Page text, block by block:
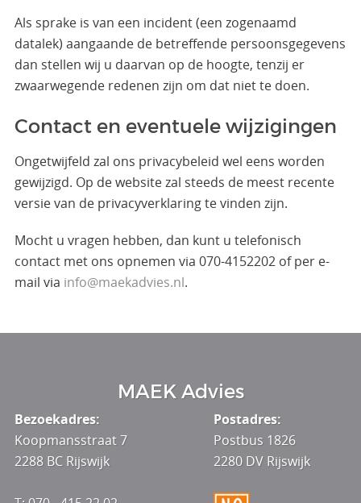
Als sprake is van een incident (een zogenaamd
datalek) aangaande de betreffende persoonsgegevens
dan stellen wij u daarvan op de hoogte, tenzij er
zwaarwegende redenen zijn om dat niet te doen.
Contact en eventuele wijzigingen
Ongetwijfeld zal ons privacybeleid wel eens worden
gewijzigd. Op de website zal steeds de meest recente
versie van de privacyverklaring te vinden zijn.
Mocht u vragen hebben, dan kunt u telefonisch
contact met ons opnemen via 070-4152202 of per e-
mail via info@maekadvies.nl.
MAEK Advies
Bezoekadres:
Koopmansstraat 7
2288 BC Rijswijk
Postadres:
Postbus 1826
2280 DV Rijswijk